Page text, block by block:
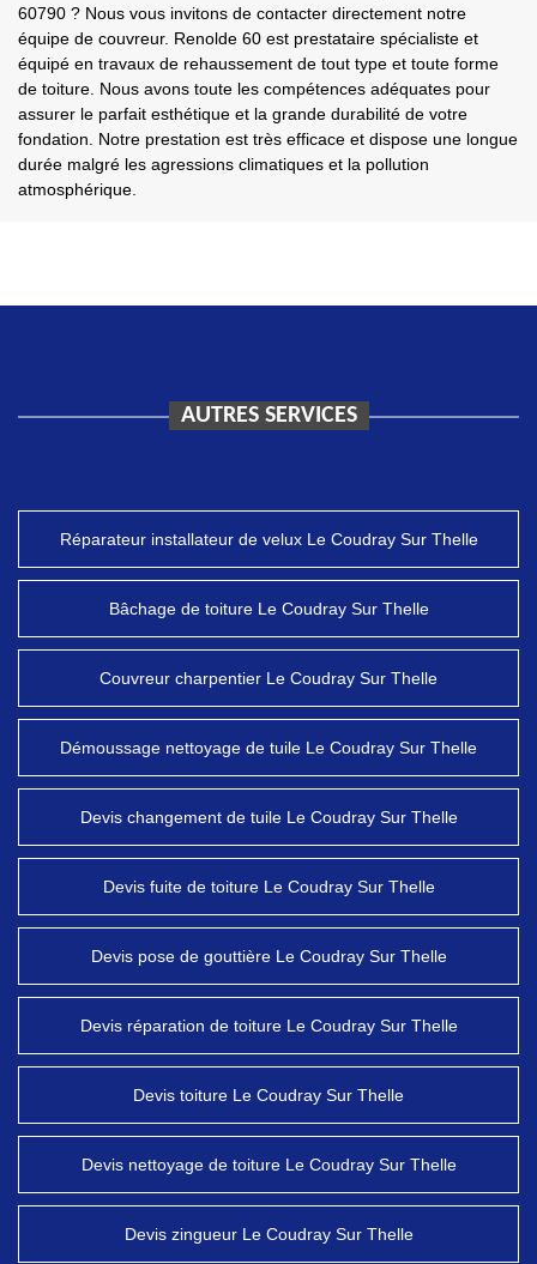
60790 ? Nous vous invitons de contacter directement notre
équipe de couvreur. Renolde 60 est prestataire spécialiste et
équipé en travaux de rehaussement de tout type et toute forme
de toiture. Nous avons toute les compétences adéquates pour
assurer le parfait esthétique et la grande durabilité de votre
fondation. Notre prestation est très efficace et dispose une longue
durée malgré les agressions climatiques et la pollution
atmosphérique.
AUTRES SERVICES
Réparateur installateur de velux Le Coudray Sur Thelle
Bâchage de toiture Le Coudray Sur Thelle
Couvreur charpentier Le Coudray Sur Thelle
Démoussage nettoyage de tuile Le Coudray Sur Thelle
Devis changement de tuile Le Coudray Sur Thelle
Devis fuite de toiture Le Coudray Sur Thelle
Devis pose de gouttière Le Coudray Sur Thelle
Devis réparation de toiture Le Coudray Sur Thelle
Devis toiture Le Coudray Sur Thelle
Devis nettoyage de toiture Le Coudray Sur Thelle
Devis zingueur Le Coudray Sur Thelle